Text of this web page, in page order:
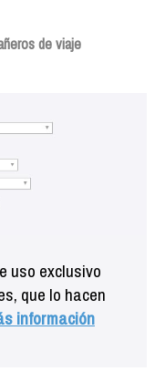
de viaje
uso exclusivo
que lo hacen
información